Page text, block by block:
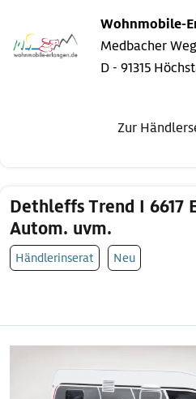
Wohnmobile-
Medbacher Weg
D - 91315
Zur
Dethleffs Trend I 6617
Autom. uvm.
Händlerinserat Neu